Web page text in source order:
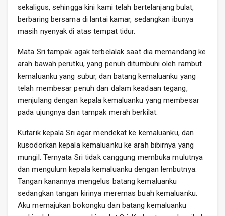
sekaligus, sehingga kini kami telah bertelanjang bulat,
berbaring bersama di lantai kamar, sedangkan ibunya
masih nyenyak di atas tempat tidur.
Mata Sri tampak agak terbelalak saat dia memandang ke
arah bawah perutku, yang penuh ditumbuhi oleh rambut
kemaluanku yang subur, dan batang kemaluanku yang
telah membesar penuh dan dalam keadaan tegang,
menjulang dengan kepala kemaluanku yang membesar
pada ujungnya dan tampak merah berkilat.
Kutarik kepala Sri agar mendekat ke kemaluanku, dan
kusodorkan kepala kemaluanku ke arah bibirnya yang
mungil. Ternyata Sri tidak canggung membuka mulutnya
dan mengulum kepala kemaluanku dengan lembutnya.
Tangan kanannya mengelus batang kemaluanku
sedangkan tangan kirinya meremas buah kemaluanku.
Aku memajukan bokongku dan batang kemaluanku